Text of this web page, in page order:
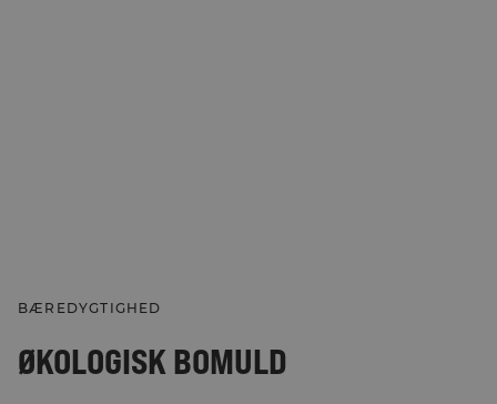
BÆREDYGTIGHED
ØKOLOGISK BOMULD